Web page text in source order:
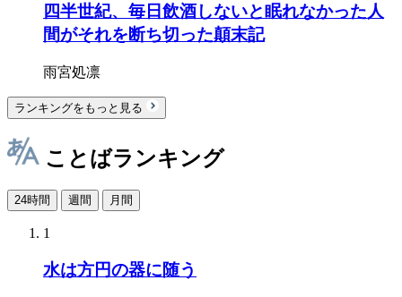
四半世紀、毎日飲酒しないと眠れなかった人
間がそれを断ち切った顛末記
雨宮処凛
ランキングをもっと見る
ことばランキング
24時間 週間 月間
1
水は方円の器に随う